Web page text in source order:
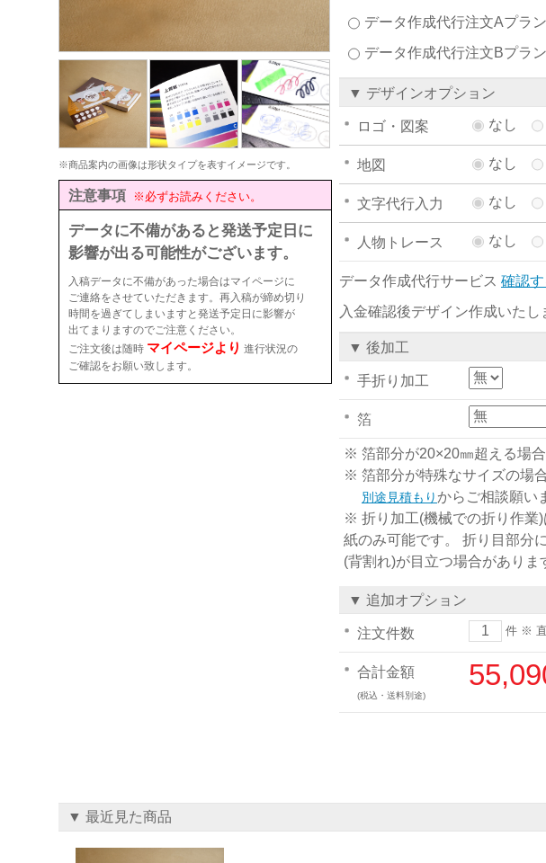
※商品案内の画像は形状タイプを表すイメージです。
注意事項 ※必ずお読みください。
データに不備があると発送予定日に
影響が出る可能性がございます。
入稿データに不備があった場合はマイページに
ご連絡をさせていただきます。再入稿が締め切り
時間を過ぎてしまいますと発送予定日に影響が
出てまりますのでご注意ください。
ご注文後は随時 マイページより 進行状況の
ご確認をお願い致します。
データ作成代行注文Aプラ
データ作成代行注文Bプラ
▼ デザインオプション
ロゴ・図案 なし
地図 なし
文字代行入力 なし
人物トレース なし
データ作成代行サービス 確認す
入金確認後デザイン作成いたし
▼ 後加工
手折り加工
箔
※ 箔部分が20×20㎜超える場
※ 箔部分が特殊なサイズの場
別途見積もりからご相談願い
※ 折り加工(機械での折り作業
紙のみ可能です。 折り目部分
(背割れ)が目立つ場合がありま
▼ 追加オプション
注文件数 件 ※
合計金額
(税込・送料別途)
▼ 最近見た商品